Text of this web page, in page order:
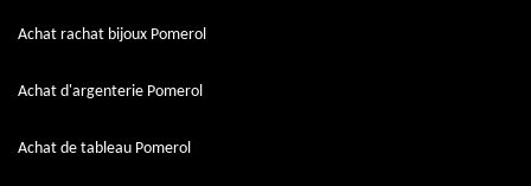
Achat rachat bijoux Pomerol
Achat d'argenterie Pomerol
Achat de tableau Pomerol